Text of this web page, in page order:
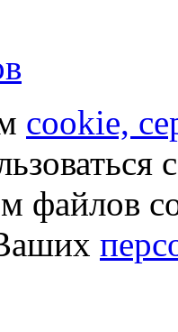
cookie,
файлов